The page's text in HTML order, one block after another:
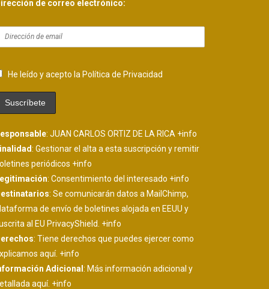
de correo electrónico:
He leído y acepto la Política de Privacidad
: JUAN CARLOS ORTIZ DE LA RICA +info
: Gestionar el alta a esta suscripción y remitir
periódicos +info
: Consentimiento del interesado +info
: Se comunicarán datos a MailChimp,
de envío de boletines alojada en EEUU y
al EU PrivacyShield. +info
: Tiene derechos que puedes ejercer como
aquí. +info
Adicional : Más información adicional y
aquí. +info